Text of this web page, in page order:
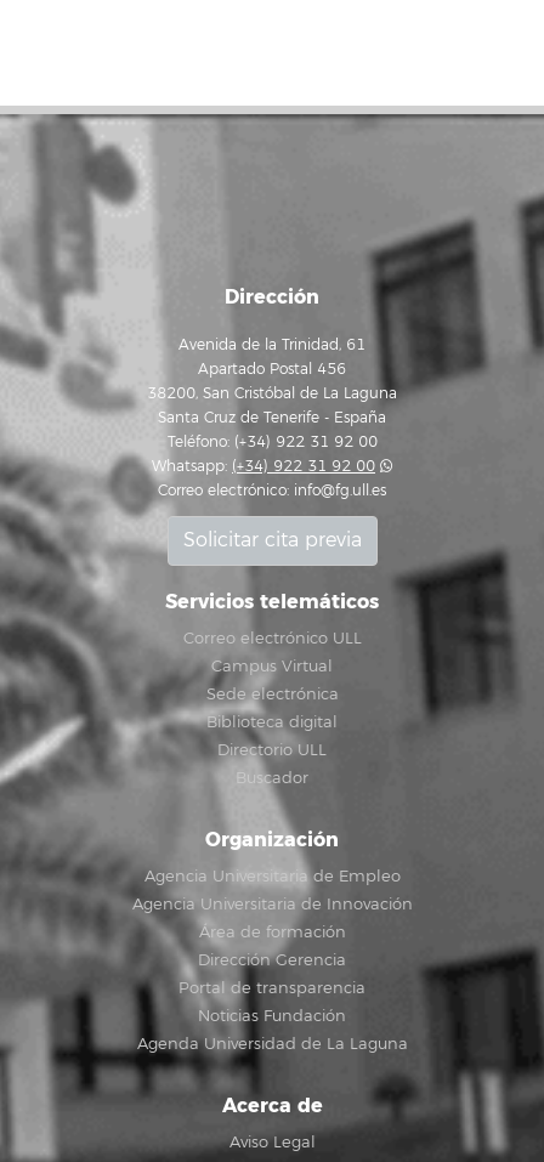
Dirección
Avenida de la Trinidad, 61
Apartado Postal 456
38200, San Cristóbal de La Laguna
Santa Cruz de Tenerife - España
Teléfono: (+34) 922 31 92 00
Whatsapp: (+34) 922 31 92 00
Correo electrónico: info@fg.ull.es
Solicitar cita previa
Servicios telemáticos
Correo electrónico ULL
Campus Virtual
Sede electrónica
Biblioteca digital
Directorio ULL
Buscador
Organización
Agencia Universitaria de Empleo
Agencia Universitaria de Innovación
Área de formación
Dirección Gerencia
Portal de transparencia
Noticias Fundación
Agenda Universidad de La Laguna
Acerca de
Aviso Legal